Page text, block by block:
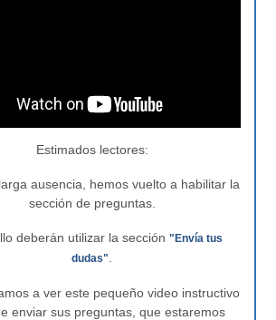
Estimados lectores:
ausencia, hemos vuelto a habilitar la
sección de preguntas.
deberán utilizar la sección "Envía tus
dudas"
a ver este pequeño video instructivo
enviar sus preguntas, que estaremos